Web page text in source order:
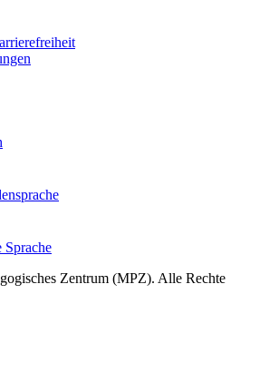
Sprache
Zentrum (MPZ). Alle Rechte